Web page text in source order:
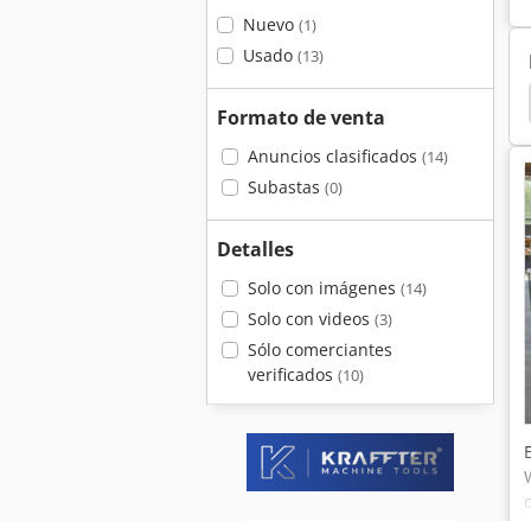
Nuevo (1)
Usado (13)
Formato de venta
Anuncios clasificados (14)
Subastas (0)
Detalles
Solo con imágenes (14)
Solo con videos (3)
Sólo comerciantes
verificados (10)
Weber